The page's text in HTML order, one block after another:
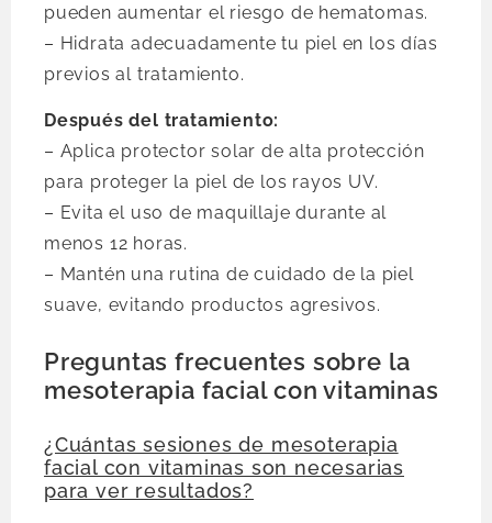
pueden aumentar el riesgo de hematomas.
– Hidrata adecuadamente tu piel en los días
previos al tratamiento.
Después del tratamiento:
– Aplica protector solar de alta protección
para proteger la piel de los rayos UV.
– Evita el uso de maquillaje durante al
menos 12 horas.
– Mantén una rutina de cuidado de la piel
suave, evitando productos agresivos.
Preguntas frecuentes sobre la
mesoterapia facial con vitaminas
¿Cuántas sesiones de mesoterapia
facial con vitaminas son necesarias
para ver resultados?